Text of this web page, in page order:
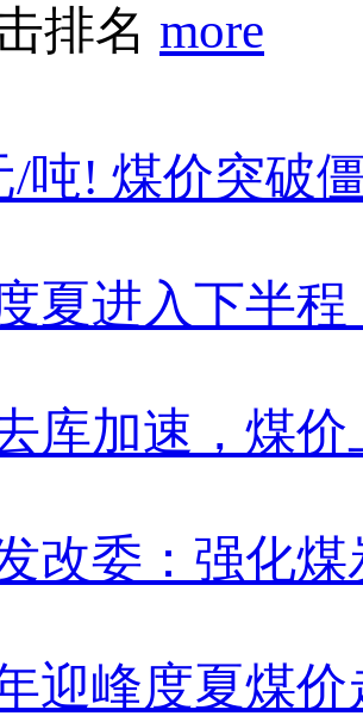
排名 more
/吨! 煤价突破
夏进入下半
库加速，煤
改委：强化
迎峰度夏煤价